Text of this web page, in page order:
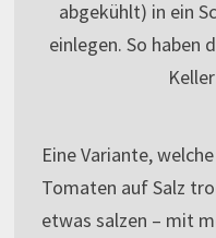
abgekühlt) in ein
einlegen. So haben
Eine Variante,
Tomaten auf Salz
etwas salzen – mit